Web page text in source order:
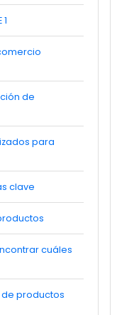
de
para
clave
cuáles
productos